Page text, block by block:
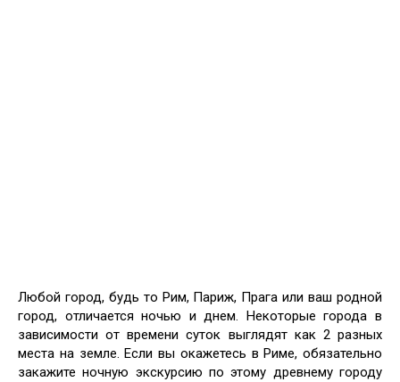
Любой город, будь то Рим, Париж, Прага или ваш родной
город, отличается ночью и днем. Некоторые города в
зависимости от времени суток выглядят как 2 разных
места на земле. Если вы окажетесь в Риме, обязательно
закажите ночную экскурсию по этому древнему городу